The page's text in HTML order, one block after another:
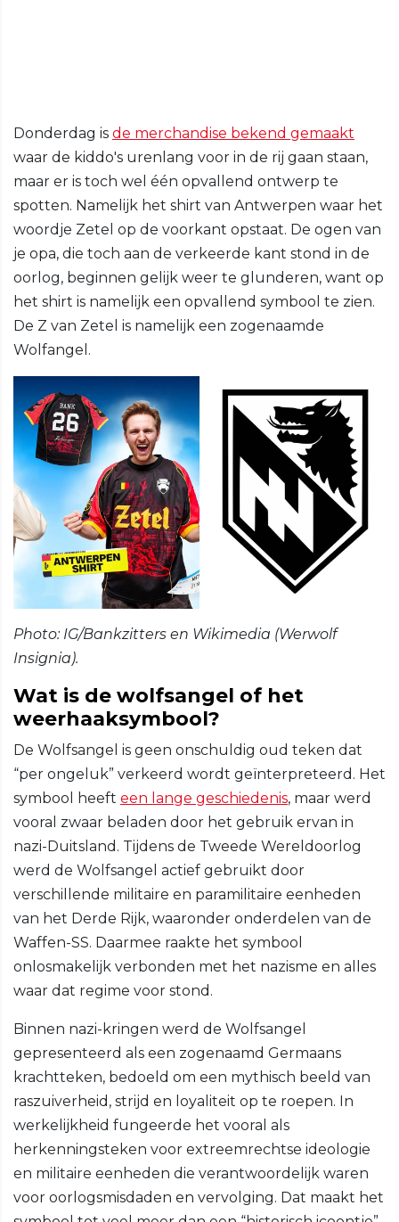
Donderdag is de merchandise bekend gemaakt
waar de kiddo's urenlang voor in de rij gaan staan,
maar er is toch wel één opvallend ontwerp te
spotten. Namelijk het shirt van Antwerpen waar het
woordje Zetel op de voorkant opstaat. De ogen van
je opa, die toch aan de verkeerde kant stond in de
oorlog, beginnen gelijk weer te glunderen, want op
het shirt is namelijk een opvallend symbool te zien.
De Z van Zetel is namelijk een zogenaamde
Wolfangel.
Photo: IG/Bankzitters en Wikimedia (Werwolf
Insignia).
Wat is de wolfsangel of het
weerhaaksymbool?
De Wolfsangel is geen onschuldig oud teken dat
“per ongeluk” verkeerd wordt geïnterpreteerd. Het
symbool heeft een lange geschiedenis, maar werd
vooral zwaar beladen door het gebruik ervan in
nazi-Duitsland. Tijdens de Tweede Wereldoorlog
werd de Wolfsangel actief gebruikt door
verschillende militaire en paramilitaire eenheden
van het Derde Rijk, waaronder onderdelen van de
Waffen-SS. Daarmee raakte het symbool
onlosmakelijk verbonden met het nazisme en alles
waar dat regime voor stond.
Binnen nazi-kringen werd de Wolfsangel
gepresenteerd als een zogenaamd Germaans
krachtteken, bedoeld om een mythisch beeld van
raszuiverheid, strijd en loyaliteit op te roepen. In
werkelijkheid fungeerde het vooral als
herkenningsteken voor extreemrechtse ideologie
en militaire eenheden die verantwoordelijk waren
voor oorlogsmisdaden en vervolging. Dat maakt het